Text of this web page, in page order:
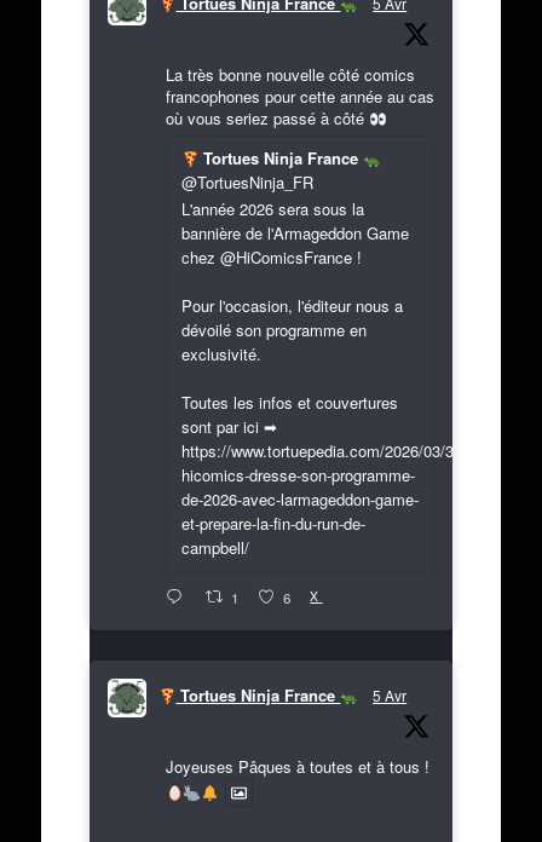
La très bonne nouvelle côté comics
francophones pour cette année au cas
où vous seriez passé à côté
Tortues Ninja France
@TortuesNinja_FR
L'année 2026 sera sous la
bannière de l'Armageddon Game
chez @HiComicsFrance !
Pour l'occasion, l'éditeur nous a
dévoilé son programme en
exclusivité.
Toutes les infos et couvertures
sont par ici ➡
https://www.tortuepedia.com/2026/03/31/exclusif-
hicomics-dresse-son-programme-
de-2026-avec-larmageddon-game-
et-prepare-la-fin-du-run-de-
campbell/
1 6 X
Tortues Ninja France 5 Avr
Joyeuses Pâques à toutes et à tous !